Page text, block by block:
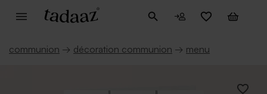
communion → décoration communion → menu